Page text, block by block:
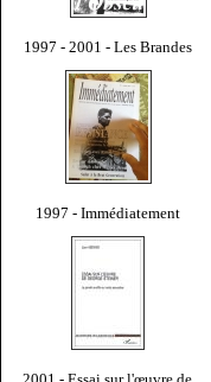
1997 - 2001 - Les Brandes
1997 - Immédiatement